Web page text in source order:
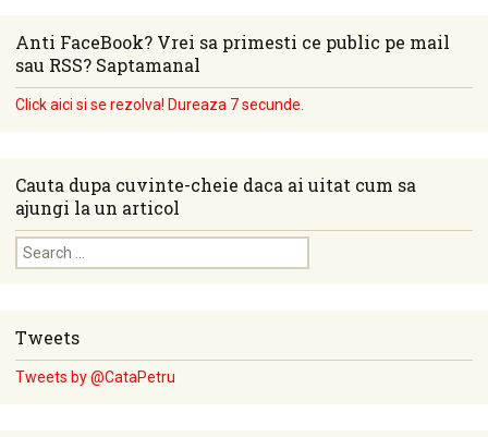
Anti FaceBook? Vrei sa primesti ce public pe mail
sau RSS? Saptamanal
Click aici si se rezolva! Dureaza 7 secunde.
Cauta dupa cuvinte-cheie daca ai uitat cum sa
ajungi la un articol
Search for:
Tweets
Tweets by @CataPetru